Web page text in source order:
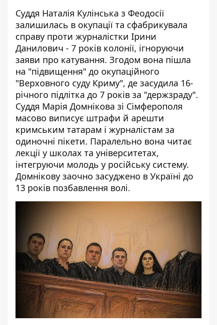
Суддя Наталія Кулінська з Феодосії
залишилась в окупації та сфабрикувала
справу проти журналістки Ірини
Данилович - 7 років колонії, ігноруючи
заяви про катування. Згодом вона пішла
на "підвищення" до окупаційного
"Верховного суду Криму", де засудила 16-
річного підлітка до 7 років за "держзраду".
Суддя Марія Домнікова зі Сімферополя
масово виписує штрафи й арешти
кримським татарам і журналістам за
одиночні пікети. Паралельно вона читає
лекції у школах та університетах,
інтегруючи молодь у російську систему.
Домнікову заочно засуджено в Україні до
13 років позбавлення волі.